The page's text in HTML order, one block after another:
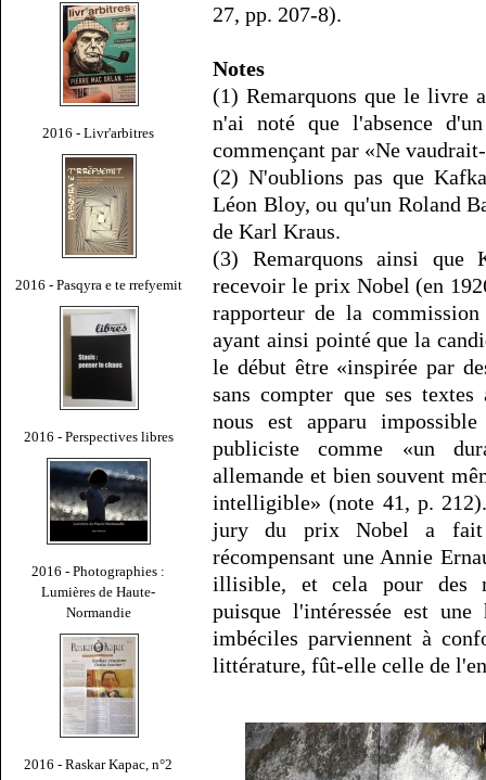
2016 - Livr'arbitres
2016 - Pasqyra e te rrefyemit
2016 - Perspectives libres
2016 - Photographies :
Lumières de Haute-
Normandie
2016 - Raskar Kapac, n°2
27, pp. 207-8).
Notes
(1) Remarquons que le livre
n'ai noté que l'absence
commençant par «Ne
(2) N'oublions pas que
Léon Bloy, ou qu'un Roland
de Karl Kraus.
(3) Remarquons ainsi que
recevoir le prix Nobel (en
rapporteur de la
ayant ainsi pointé que la
le début être «inspirée par
sans compter que ses
nous est apparu
publiciste comme «un
allemande et bien souvent
intelligible» (note 41, p.
jury du prix Nobel a fait
récompensant une Annie
illisible, et cela pour des
puisque l'intéressée est
imbéciles parviennent à
littérature, fût-elle celle de